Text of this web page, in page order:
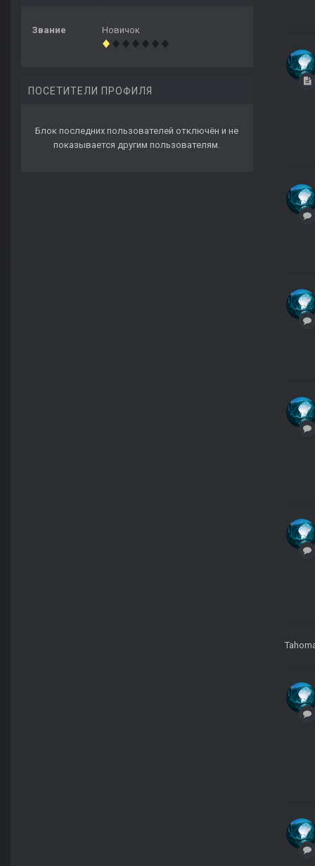
Звание Новичок
ПОСЕТИТЕЛИ ПРОФИЛЯ
Блок последних пользователей отключён и не
показывается другим пользователям.